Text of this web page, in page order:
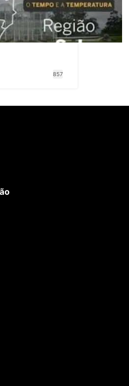
E A
Confira a
do tempo para a
Sul neste sábado (8)
857